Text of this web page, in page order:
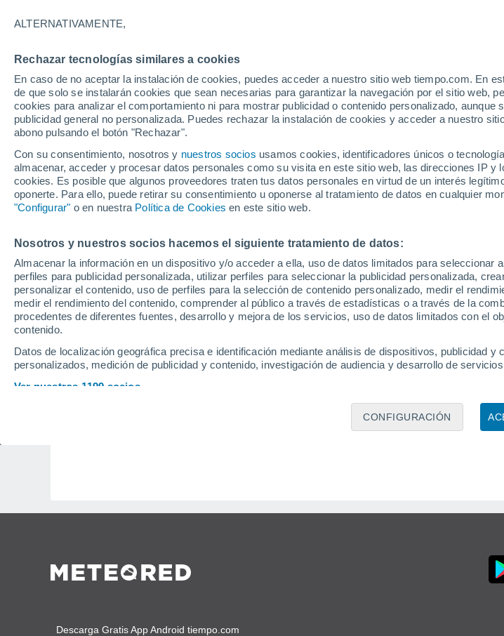
ALTERNATIVAMENTE,
Rechazar tecnologías similares a cookies
En caso de no aceptar la instalación de cookies, puedes acceder a nuestro sitio web tiempo.com. En
de que solo se instalarán cookies que sean necesarias para garantizar la navegación por el sitio web,
cookies para analizar el comportamiento ni para mostrar publicidad o contenido personalizado, aunque
publicidad general no personalizada. Puedes rechazar la instalación de cookies y acceder a nuestro
abono pulsando el botón "Rechazar".
Con su consentimiento, nosotros y nuestros socios usamos cookies, identificadores únicos o
almacenar, acceder y procesar datos personales como su visita en este sitio web, las direcciones IP y
cookies. Es posible que algunos proveedores traten tus datos personales en virtud de un interés
oponerte. Para ello, puede retirar su consentimiento u oponerse al tratamiento de datos en cualquier
"Configurar" o en nuestra Política de Cookies en este sitio web.
Nosotros y nuestros socios hacemos el siguiente tratamiento de datos:
Almacenar la información en un dispositivo y/o acceder a ella, uso de datos limitados para seleccionar
perfiles para publicidad personalizada, utilizar perfiles para seleccionar la publicidad personalizada,
personalizar el contenido, uso de perfiles para la selección de contenido personalizado, medir el
medir el rendimiento del contenido, comprender al público a través de estadísticas o a través de la
procedentes de diferentes fuentes, desarrollo y mejora de los servicios, uso de datos limitados con el
contenido.
Datos de localización geográfica precisa e identificación mediante análisis de dispositivos, publicidad y
personalizados, medición de publicidad y contenido, investigación de audiencia y desarrollo de
Ver nuestros 1199 socios
CONFIGURACIÓN
, donde se centró en los vientos tormentosos severos.
comunicación redactando previsiones meteorológicas para periódicos nacionales.
Desde muy joven sintió curiosidad por los fenómenos meteorológicos, sobre todo por
aumentó tras un viaje a Estados Unidos, donde se encontró en la trayectoria de un
meteorológicos extremos y comunicarlos al público en general.
Actualmente reside en Alemania, donde trabaja como ayudante de investigación
los frentes fríos y el desarrollo de tormentas eléctricas, así como los peligros
Artículos de George Pacey
PREDICCIÓN
Verano 2024 en Europa: ¿qué tiempo podemos
Los modelos predicen que El Niño terminará en
continente europeo? ¿Son fiables las previsiones
'Hector the convector': ¿cómo se forma esta
Las tormentas eléctricas rara vez reciben un
embargo, llega casi todos los días a las 3 de la
Descarga Gratis App Android tiempo.com